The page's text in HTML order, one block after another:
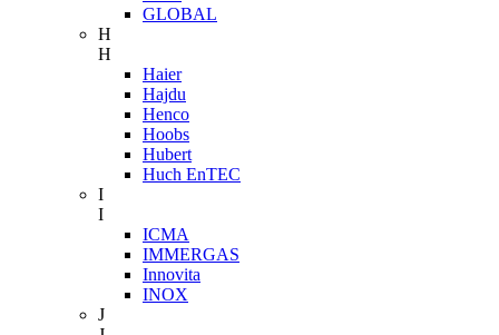
GLOBAL
H
H
Haier
Hajdu
Henco
Hoobs
Hubert
Huch EnTEC
I
I
ICMA
IMMERGAS
Innovita
INOX
J